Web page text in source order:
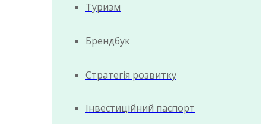
Туризм
Брендбук
Стратегія розвитку
Інвестиційний паспорт